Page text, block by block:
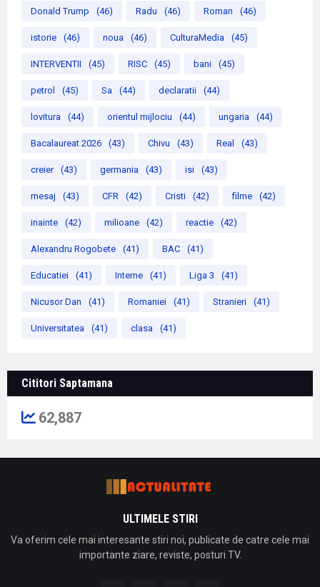
Donald Trump (46) Radu (46) Roman (46)
istorie (46) noua (46) CulturaMedia (45)
INTERVENTII (45) RISC (45) bani (45)
petrol (45) Sa (44) declaratii (44)
lovitura (44) orientul mijlociu (44) ungaria (44)
Bacalaureat 2026 (43) Chivu (43) Real (43)
creier (43) germania (43) isi (43)
mesaj (43) CFR (42) Cristi (42) filme (42)
inainte (42) milioane (42) reactie (42)
Alexandru Rogobete (41) BAC (41)
Educatiei (41) Interne (41) Liga 3 (41)
Nicusor Dan (41) Romaniei (41) Stranieri (41)
Universitatea (41) clasa (41)
Cititori Saptamana
62,887
ULTIMELE STIRI
Va oferim cele mai interesante stiri noi, publicate de catre cele mai
importante ziare, reviste, posturi TV.